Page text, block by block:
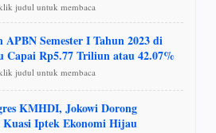
judul untuk membaca
APBN Semester I Tahun 2023 di
Capai Rp5.77 Triliun atau 42.07%
judul untuk membaca
KMHDI, Jokowi Dorong
Kuasi Iptek Ekonomi Hijau